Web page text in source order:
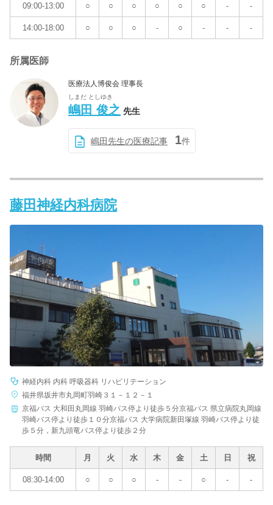
09:00-13:00 ○ ○ ○ ○ ○ ○ - -
14:00-18:00 ○ ○ ○ - ○ - - -
所属医師
医療法人博俊会 理事長
しまだ としゆき
嶋田 俊之 先生
嶋田先生の医療記事 1件
藤田神経内科病院
神経内科 内科 呼吸器科 リハビリテーション
福井県坂井市丸岡町羽崎３１－１２－１
京福バス 大和田丸岡線 羽崎バス停より徒歩５分京福バス 県立病院丸岡線
羽崎バス停より徒歩１０分京福バス 大学病院新田塚線 羽崎バス停より徒
歩５分，新九頭竜バス停より徒歩２分
時間 月 火 水 木 金 土 日 祝
08:30-14:00 ○ ○ ○ - - ○ - -